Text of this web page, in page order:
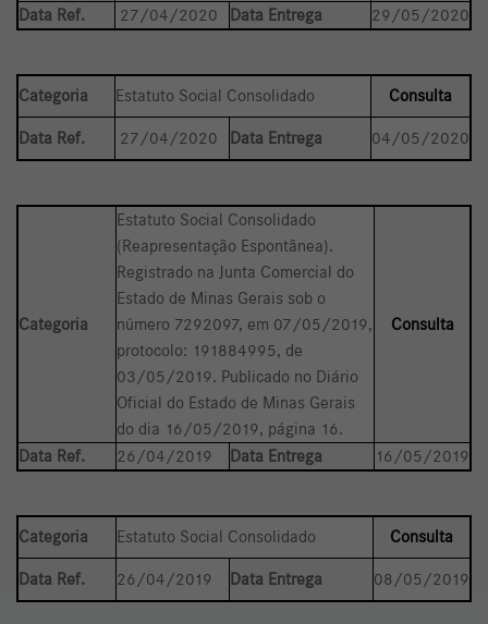
Data Ref. 27/04/2020 Data Entrega 29/05/2020
Categoria Estatuto Social Consolidado Consulta
Data Ref. 27/04/2020 Data Entrega 04/05/2020
Categoria
Estatuto Social Consolidado
(Reapresentação Espontânea).
Registrado na Junta Comercial do
Estado de Minas Gerais sob o
número 7292097, em 07/05/2019,
protocolo: 191884995, de
03/05/2019. Publicado no Diário
Oficial do Estado de Minas Gerais
do dia 16/05/2019, página 16.
Consulta
Data Ref. 26/04/2019 Data Entrega 16/05/2019
Categoria Estatuto Social Consolidado Consulta
Data Ref. 26/04/2019 Data Entrega 08/05/2019